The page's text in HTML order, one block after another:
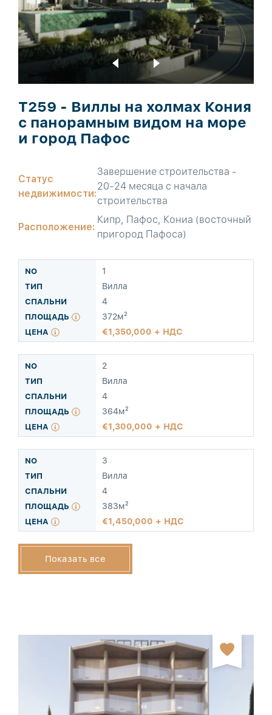
T259 - Виллы на холмах Кония
с панорамным видом на море
и город Пафос
Статус
недвижимости:
Завершение строительства -
20-24 месяца с начала
строительства
Расположение:
Кипр, Пафос, Кониа (восточный
пригород Пафоса)
1
Вилла
4
372м²
1,350,000 + НДС